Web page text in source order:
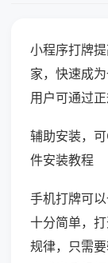
小程序打牌
家，快速成
用户可通过正
辅助安装，
件安装教程
手机打牌可
十分简单，
规律，只需